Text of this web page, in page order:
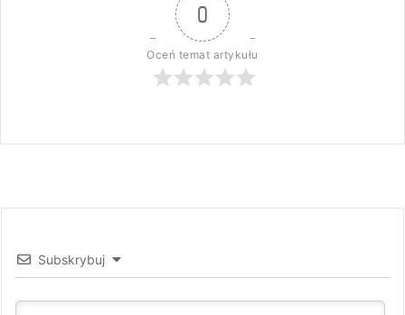
0
Oceń temat artykułu
Subskrybuj